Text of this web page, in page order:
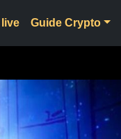
Guide Crypto